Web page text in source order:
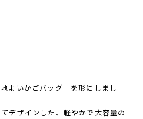
よいかごバッグ」を形にしまし
デザインした、軽やかで大容量の